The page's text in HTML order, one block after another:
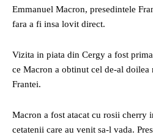
Emmanuel Macron, presedintele
fara a fi insa lovit direct.
Vizita in piata din Cergy a fost
ce Macron a obtinut cel de-al doilea
Frantei.
Macron a fost atacat cu rosii cherry
cetatenii care au venit sa-l vada.